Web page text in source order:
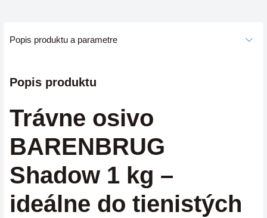
Popis produktu a parametre
Popis produktu
Trávne osivo
BARENBRUG
Shadow 1 kg –
ideálne do tienistých